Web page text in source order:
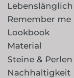
Lebenslänglich
Remember me
Lookbook
Material
Steine & Perlen
Nachhaltigkeit